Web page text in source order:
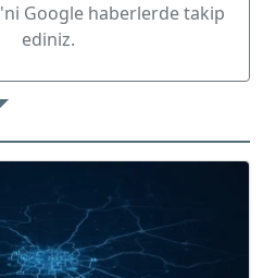
'ni Google haberlerde takip
ediniz.